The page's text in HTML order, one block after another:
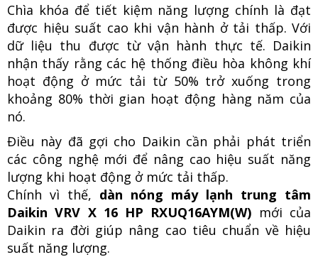
Chìa khóa để tiết kiệm năng lượng chính là đạt
được hiệu suất cao khi vận hành ở tải thấp. Với
dữ liệu thu được từ vận hành thực tế. Daikin
nhận thấy rằng các hệ thống điều hòa không khí
hoạt động ở mức tải từ 50% trở xuống trong
khoảng 80% thời gian hoạt động hàng năm của
nó.
Điều này đã gợi cho Daikin cần phải phát triển
các công nghệ mới để nâng cao hiệu suất năng
lượng khi hoạt động ở mức tải thấp.
Chính vì thế, dàn nóng máy lạnh trung tâm
Daikin VRV X 16 HP RXUQ16AYM(W) mới của
Daikin ra đời giúp nâng cao tiêu chuẩn về hiệu
suất năng lượng.